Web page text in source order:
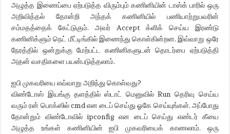
அழுத்த இணைப்பை ஏற்படுத்த விரும்பும் கணினியின் டாஸ்க் பாரில் ஒரு
அறிவித்தல் தோன்றி அந்தக் கணினியில் பணியாற்றுபவரின்
சம்மதத்தைக் கேட்டுகும். அவர் Accept க்ளிக் செய்ய இரண்டு
கணினிக்ளும் நெட் மீட்டிங்கில் இணைந்து கொள்கின்றன. இவ்வாறு ஒரே
நேரத்தில் ஒன்றுக்கு மேற்பட்ட கணினிகளுடன் தொடர்பை ஏற்படுத்தி
அதன் வசதிகளை பயன்படுத்தலாம்.
ஐபி முகவரியை எவ்வாறு அறிந்து கொள்வது?
விண்டோஸ் இயங்கு தளத்தில் ஸ்டாட் மெனுவில் Run தெரிவு செய்ய
வரும் ரன் பொக்ஸில் cmd என டைப் செய்து ஓகே செய்யுங்கள். அப்போது
தோன்றும் விண்டோவில் ipconfig என டைப் செய்து எண்டர் கீயை
அழுத்த உங்கள் கணினியின் ஐபி முகவரியைக் காணலாம். ஒரு